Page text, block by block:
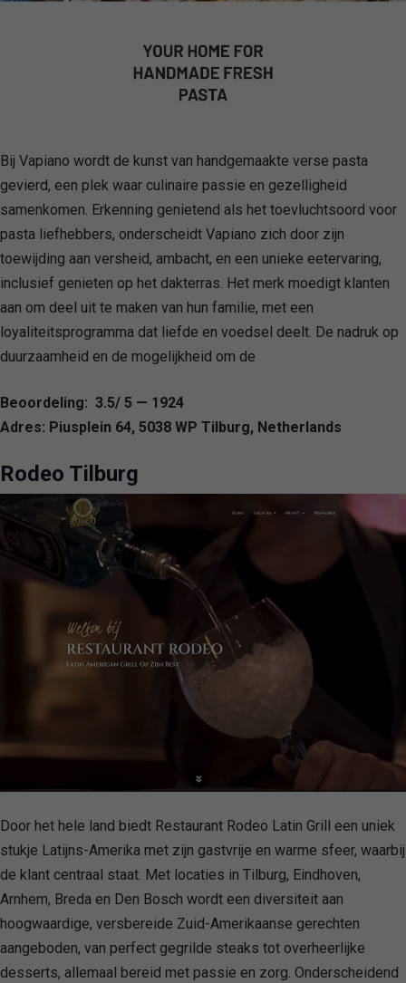
Bij Vapiano wordt de kunst van handgemaakte verse pasta
gevierd, een plek waar culinaire passie en gezelligheid
samenkomen. Erkenning genietend als het toevluchtsoord voor
pasta liefhebbers, onderscheidt Vapiano zich door zijn
toewijding aan versheid, ambacht, en een unieke eetervaring,
inclusief genieten op het dakterras. Het merk moedigt klanten
aan om deel uit te maken van hun familie, met een
loyaliteitsprogramma dat liefde en voedsel deelt. De nadruk op
duurzaamheid en de mogelijkheid om de
Beoordeling: 3.5/ 5 — 1924
Adres: Piusplein 64, 5038 WP Tilburg, Netherlands
Rodeo Tilburg
Door het hele land biedt Restaurant Rodeo Latin Grill een uniek
stukje Latijns-Amerika met zijn gastvrije en warme sfeer, waarbij
de klant centraal staat. Met locaties in Tilburg, Eindhoven,
Arnhem, Breda en Den Bosch wordt een diversiteit aan
hoogwaardige, versbereide Zuid-Amerikaanse gerechten
aangeboden, van perfect gegrilde steaks tot overheerlijke
desserts, allemaal bereid met passie en zorg. Onderscheidend